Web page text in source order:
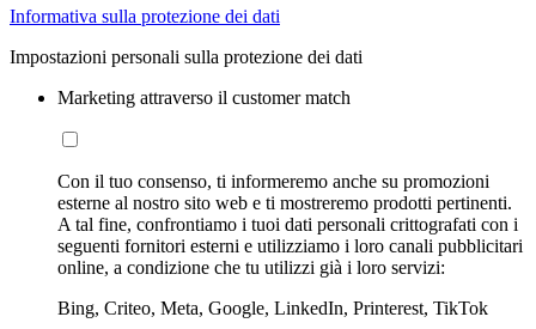
Informativa sulla protezione dei dati
Impostazioni personali sulla protezione dei dati
Marketing attraverso il customer match
Con il tuo consenso, ti informeremo anche su promozioni
esterne al nostro sito web e ti mostreremo prodotti pertinenti.
A tal fine, confrontiamo i tuoi dati personali crittografati con i
seguenti fornitori esterni e utilizziamo i loro canali pubblicitari
online, a condizione che tu utilizzi già i loro servizi:
Bing, Criteo, Meta, Google, LinkedIn, Printerest, TikTok